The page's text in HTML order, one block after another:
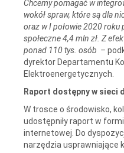
Chcemy pomagać w
wokół spraw, które są dla
oraz w I połowie 2020
społeczne 4,4 mln zł. Z
ponad 110 tys. osób –
dyrektor Departamentu
Elektroenergetycznych.
Raport dostępny w sieci
W trosce o środowisko,
udostępniły raport w
internetowej. Do
narzędzia usprawniające